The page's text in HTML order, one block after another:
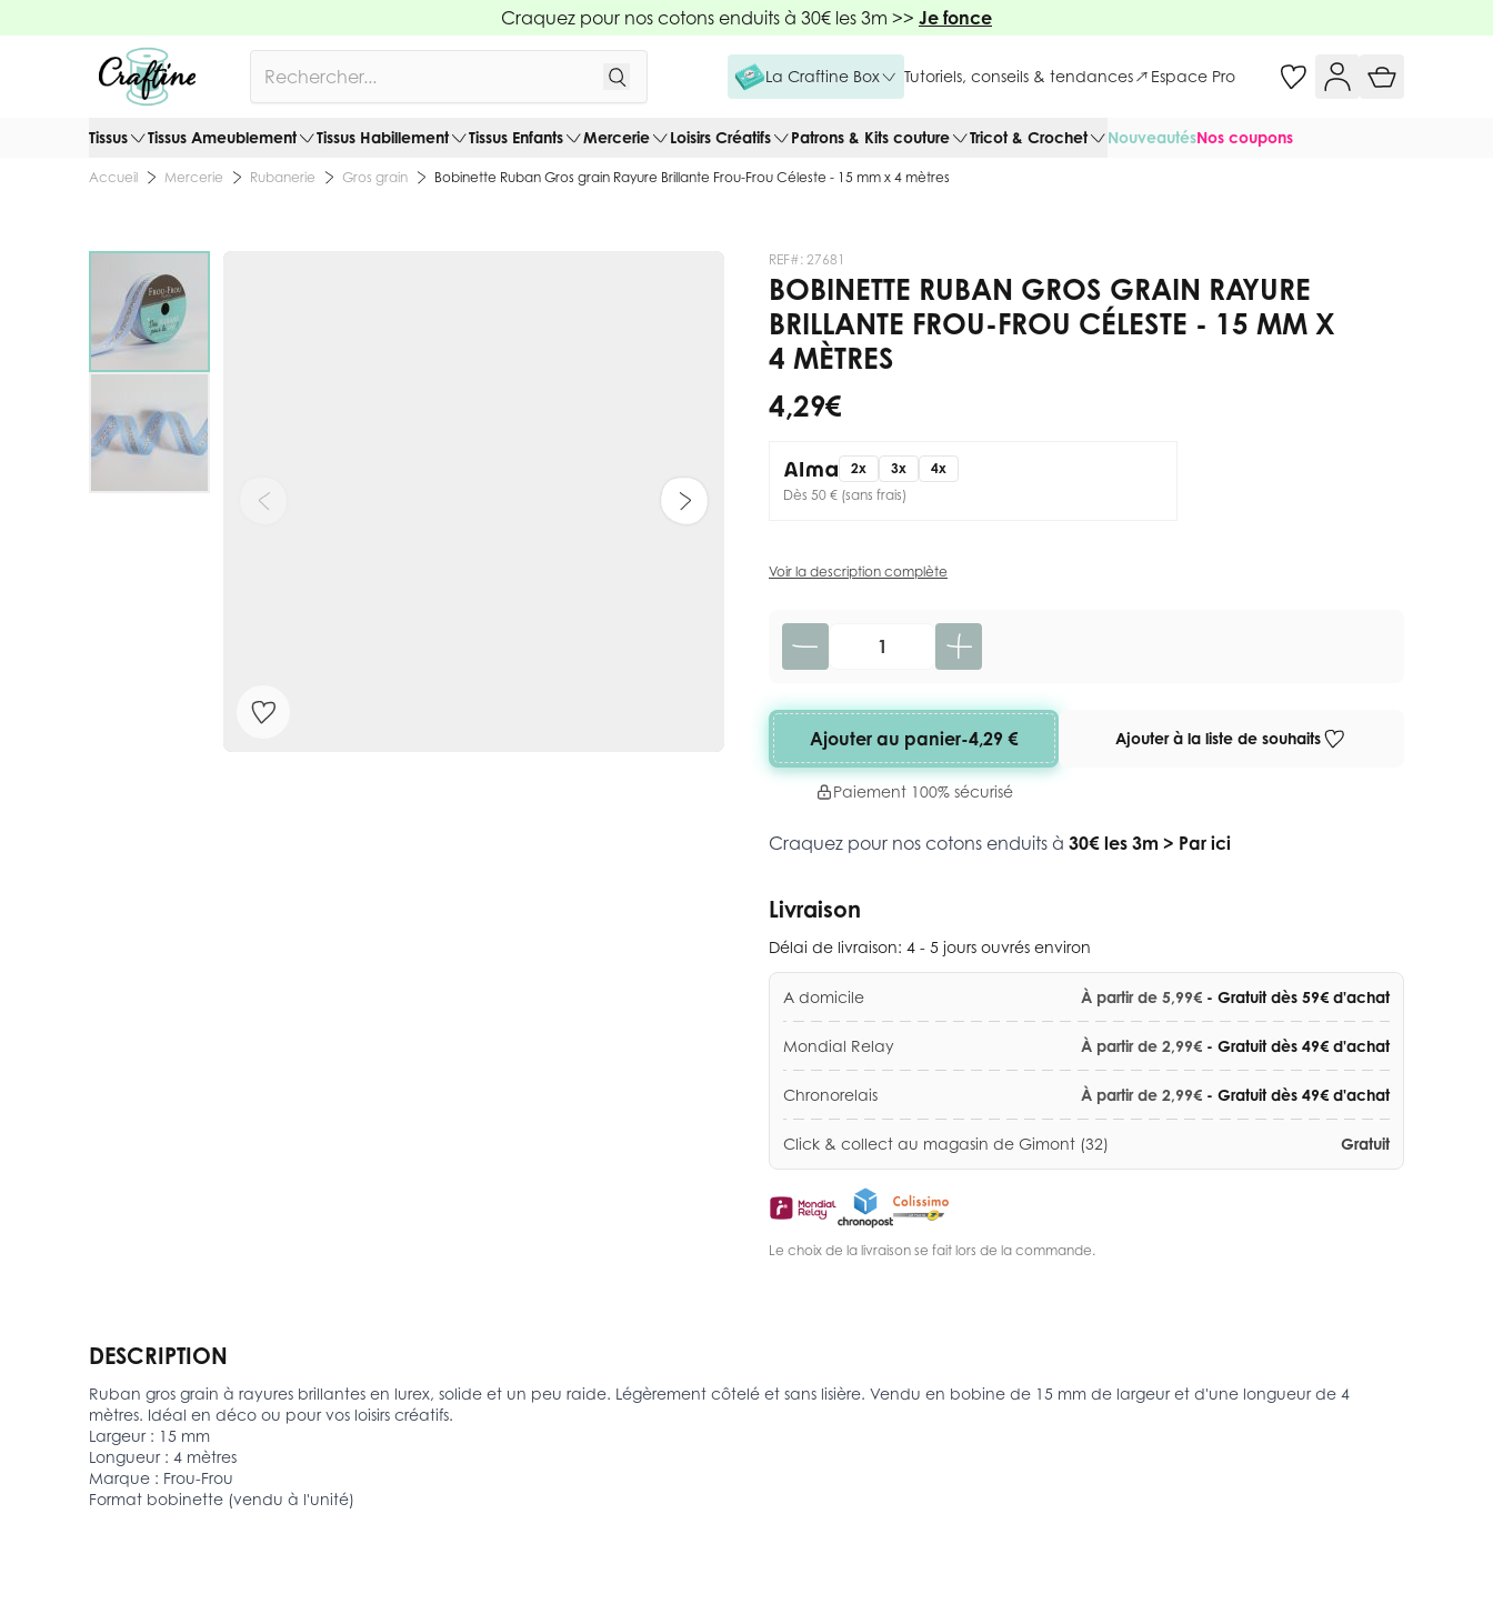
Craquez pour nos cotons enduits à 30€ les 3m >> Je fonce
La Craftine Box Tutoriels, conseils & tendances Espace Pro
Tissus Tissus Ameublement Tissus Habillement Tissus Enfants Mercerie Loisirs Créatifs Patrons & Kits couture Tricot & Crochet NouveautésNos coupons
Accueil Mercerie Rubanerie Gros grain Bobinette Ruban Gros grain Rayure Brillante Frou-Frou Céleste - 15 mm x 4 mètres
REF#: 27681
BOBINETTE RUBAN GROS GRAIN RAYURE
BRILLANTE FROU-FROU CÉLESTE - 15 MM X
4 MÈTRES
4,29 €
2x 3x
4x
Dès 50 € (sans frais)
Voir la description complète
Quantité
Ajouter au panier-4,29 €
Paiement 100% sécurisé
Ajouter à la liste de souhaits
Craquez pour nos cotons enduits à 30€ les 3m > Par ici
Livraison
Délai de livraison: 4 - 5 jours ouvrés environ
A domicile À partir de 5,99€ - Gratuit dès 59€ d'achat
Mondial Relay À partir de 2,99€ - Gratuit dès 49€ d'achat
Chronorelais À partir de 2,99€ - Gratuit dès 49€ d'achat
Click & collect au magasin de Gimont (32) Gratuit
Le choix de la livraison se fait lors de la commande.
DESCRIPTION
Ruban gros grain à rayures brillantes en lurex, solide et un peu raide. Légèrement côtelé et sans lisière. Vendu en bobine de 15 mm de largeur et d'une longueur de 4
mètres. Idéal en déco ou pour vos loisirs créatifs.
Largeur : 15 mm
Longueur : 4 mètres
Marque : Frou-Frou
Format bobinette (vendu à l'unité)